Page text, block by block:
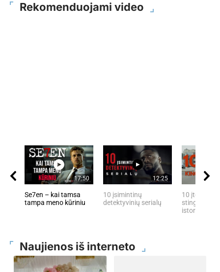
Rekomenduojami video
17:50
Se7en – kai tamsa
tampa meno kūriniu
12:25
10 įsimintinų
detektyvinių serialų
10 įtemptų,
stingdančių
istorijų
Naujienos iš interneto